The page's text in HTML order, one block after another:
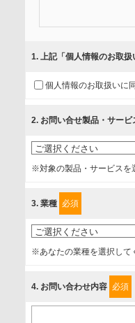
組みを行っています。
に取扱い、これらで定め
内等のために利用させて
情報を提供されるお客
的、管理者、提供の有無
確認し、当社への情報提
上げます。
事業者名
個人情報保護責任者
1. 上記「個人情報のお取扱
個人情報のお取扱いに
2. お問い合せ製品・サービ
※対象の製品・サービスを
3. 業種 必須
※あなたの業種を選択して
4. お問い合わせ内容 必須